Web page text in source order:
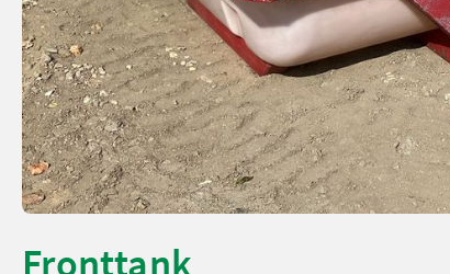
Fronttank